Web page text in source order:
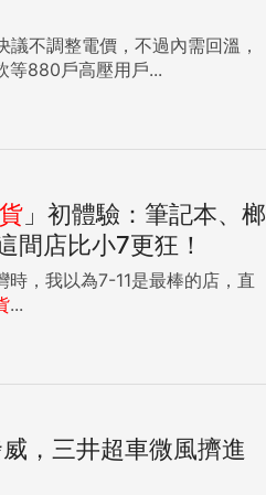
不調整電價，不過內需回溫，
等880戶高壓用戶...
」初體驗：筆記本、榔
間店比小7更狂！
，我以為7-11是最棒的店，直
...
，三井超車微風擠進